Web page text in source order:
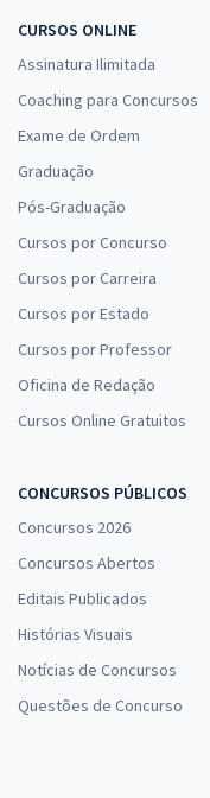
CURSOS ONLINE
Assinatura Ilimitada
Coaching para Concursos
Exame de Ordem
Graduação
Pós-Graduação
Cursos por Concurso
Cursos por Carreira
Cursos por Estado
Cursos por Professor
Oficina de Redação
Cursos Online Gratuitos
CONCURSOS PÚBLICOS
Concursos 2026
Concursos Abertos
Editais Publicados
Histórias Visuais
Notícias de Concursos
Questões de Concurso